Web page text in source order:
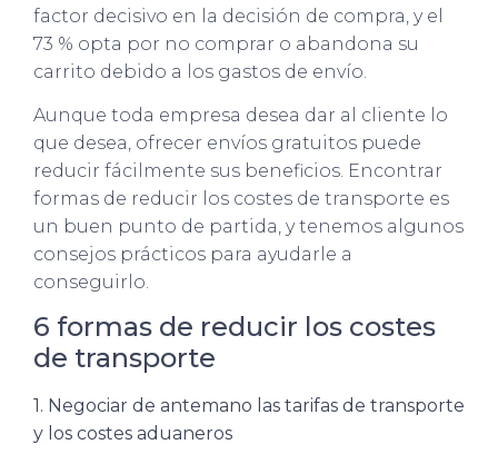
factor decisivo en la decisión de compra, y el
73 % opta por no comprar o abandona su
carrito debido a los gastos de envío.
Aunque toda empresa desea dar al cliente lo
que desea, ofrecer envíos gratuitos puede
reducir fácilmente sus beneficios. Encontrar
formas de reducir los costes de transporte es
un buen punto de partida, y tenemos algunos
consejos prácticos para ayudarle a
conseguirlo.
6 formas de reducir los costes
de transporte
1. Negociar de antemano las tarifas de transporte
y los costes aduaneros